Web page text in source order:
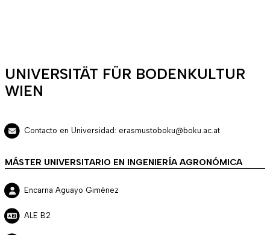
UNIVERSITÄT FÜR BODENKULTUR
WIEN
Contacto en Universidad: erasmustoboku@boku.ac.at
MÁSTER UNIVERSITARIO EN INGENIERÍA AGRONÓMICA
Encarna Aguayo Giménez
ALE B2